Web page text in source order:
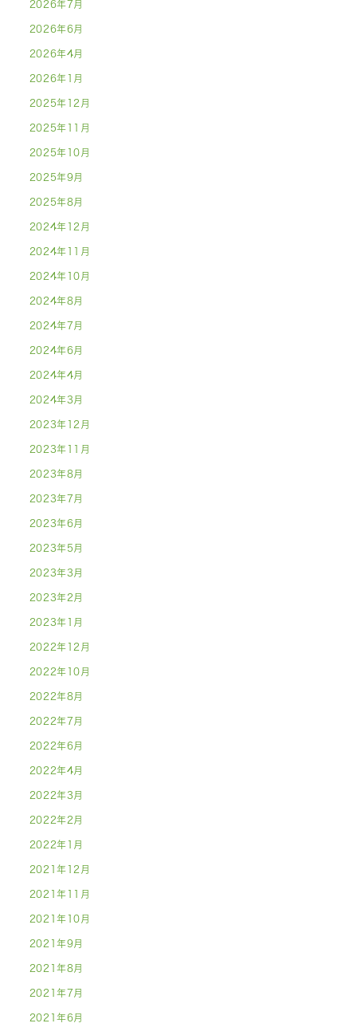
2026年7月
2026年6月
2026年4月
2026年1月
2025年12月
2025年11月
2025年10月
2025年9月
2025年8月
2024年12月
2024年11月
2024年10月
2024年8月
2024年7月
2024年6月
2024年4月
2024年3月
2023年12月
2023年11月
2023年8月
2023年7月
2023年6月
2023年5月
2023年3月
2023年2月
2023年1月
2022年12月
2022年10月
2022年8月
2022年7月
2022年6月
2022年4月
2022年3月
2022年2月
2022年1月
2021年12月
2021年11月
2021年10月
2021年9月
2021年8月
2021年7月
2021年6月